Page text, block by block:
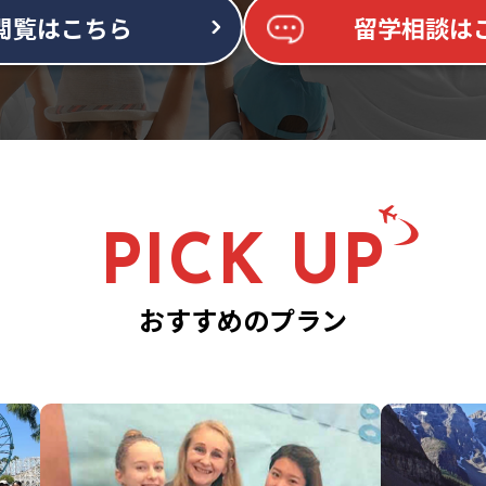
覧はこちら 留学相談は
PICK UP
おすすめのプラン